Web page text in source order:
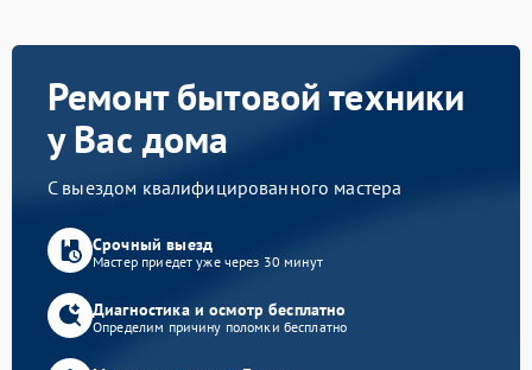
Ремонт бытовой техники
у Вас дома
С выездом квалифицированного мастера
Срочный выезд
Мастер приедет уже через 30 минут
Диагностика и осмотр бесплатно
Определим причину поломки бесплатно